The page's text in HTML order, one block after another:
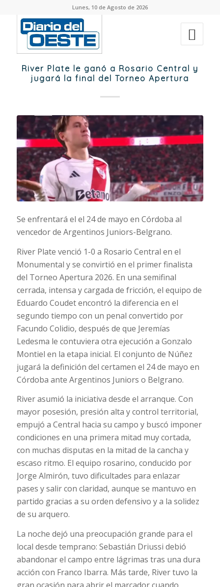
Lunes, 10 de Agosto de 2026
River Plate le ganó a Rosario Central y
jugará la final del Torneo Apertura
Se enfrentará el el 24 de mayo en Córdoba al
vencedor de Argentinos Juniors-Belgrano.
River Plate venció 1-0 a Rosario Central en el
Monumental y se convirtió en el primer finalista
del Torneo Apertura 2026. En una semifinal
cerrada, intensa y cargada de fricción, el equipo de
Eduardo Coudet encontró la diferencia en el
segundo tiempo con un penal convertido por
Facundo Colidio, después de que Jeremías
Ledesma le contuviera otra ejecución a Gonzalo
Montiel en la etapa inicial. El conjunto de Núñez
jugará la definición del certamen el 24 de mayo en
Córdoba ante Argentinos Juniors o Belgrano.
River asumió la iniciativa desde el arranque. Con
mayor posesión, presión alta y control territorial,
empujó a Central hacia su campo y buscó imponer
condiciones en una primera mitad muy cortada,
con muchas disputas en la mitad de la cancha y
escaso ritmo. El equipo rosarino, conducido por
Jorge Almirón, tuvo dificultades para enlazar
pases y salir con claridad, aunque se mantuvo en
partido gracias a su orden defensivo y a la solidez
de su arquero.
La noche dejó una preocupación grande para el
local desde temprano: Sebastián Driussi debió
abandonar el campo entre lágrimas tras una dura
acción con Franco Ibarra. Más tarde, River tuvo la